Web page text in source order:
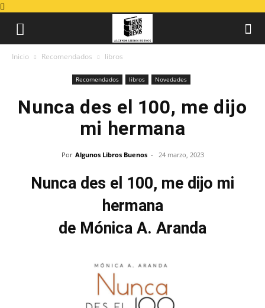
Inicio Recomendados libros
Recomendados libros Novedades
Nunca des el 100, me dijo
mi hermana
Por Algunos Libros Buenos - 24 marzo, 2023
Nunca des el 100, me dijo mi
hermana
de Mónica A. Aranda